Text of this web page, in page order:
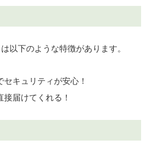
以下のような特徴があります。
キュリティが安心！
届けてくれる！